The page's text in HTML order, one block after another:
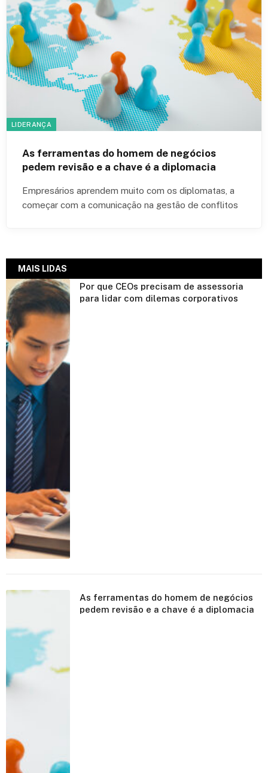
LIDERANÇA
As ferramentas do homem de negócios
pedem revisão e a chave é a diplomacia
Empresários aprendem muito com os diplomatas, a
começar com a comunicação na gestão de conflitos
MAIS LIDAS
Por que CEOs precisam de assessoria
para lidar com dilemas corporativos
As ferramentas do homem de negócios
pedem revisão e a chave é a diplomacia